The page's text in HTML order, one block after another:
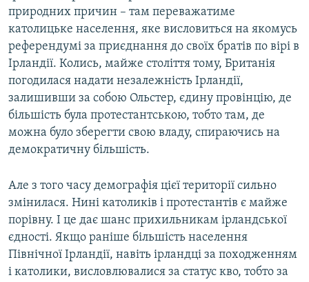
природних причин – там переважатиме
католицьке населення, яке висловиться на якомусь
референдумі за приєднання до своїх братів по вірі в
Ірландії. Колись, майже століття тому, Британія
погодилася надати незалежність Ірландії,
залишивши за собою Ольстер, єдину провінцію, де
більшість була протестантською, тобто там, де
можна було зберегти свою владу, спираючись на
демократичну більшість.
Але з того часу демографія цієї території сильно
змінилася. Нині католиків і протестантів є майже
порівну. І це дає шанс прихильникам ірландської
єдності. Якщо раніше більшість населення
Північної Ірландії, навіть ірландці за походженням
і католики, висловлювалися за статус кво, тобто за